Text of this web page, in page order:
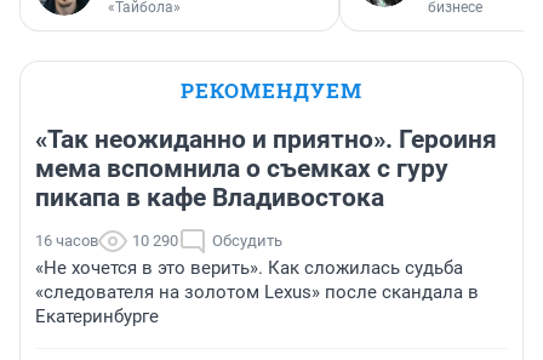
«Тайбола»
бизнесе
РЕКОМЕНДУЕМ
«Так неожиданно и приятно». Героиня
мема вспомнила о съемках с гуру
пикапа в кафе Владивостока
16 часов 10 290 Обсудить
«Не хочется в это верить». Как сложилась судьба
«следователя на золотом Lexus» после скандала в
Екатеринбурге